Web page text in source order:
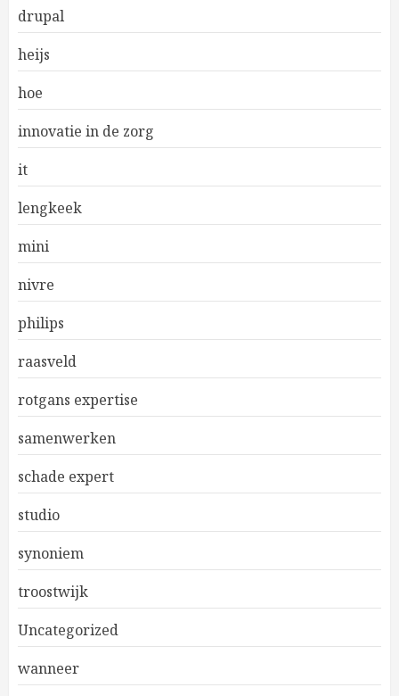
drupal
heijs
hoe
innovatie in de zorg
it
lengkeek
mini
nivre
philips
raasveld
rotgans expertise
samenwerken
schade expert
studio
synoniem
troostwijk
Uncategorized
wanneer